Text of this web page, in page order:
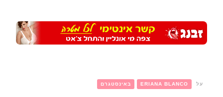
על ERIANA BLANCO באינסטגרם